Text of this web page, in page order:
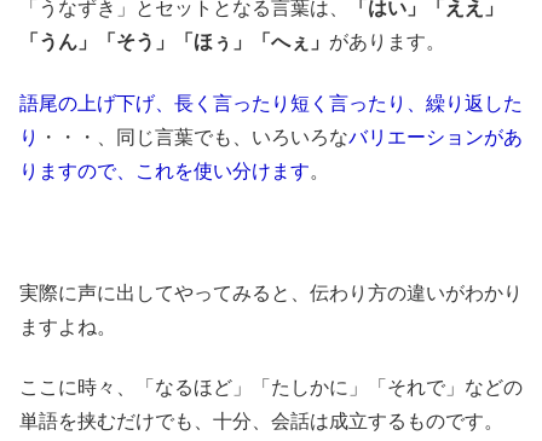
「うなずき」とセットとなる言葉は、
「はい」「ええ」
「うん」「そう」「ほぅ」「へぇ」 があります。
語尾の上げ下げ、長く言ったり短く言ったり、繰り返した
り
・・・、同じ言葉でも、いろいろなバリエーションがあ
りますので、これを使い分けます。
実際に声に出してやってみると、伝わり方の違いがわかり
ますよね。
ここに時々、「なるほど」「たしかに」「それで」などの
単語を挟むだけでも、十分、会話は成立するものです。